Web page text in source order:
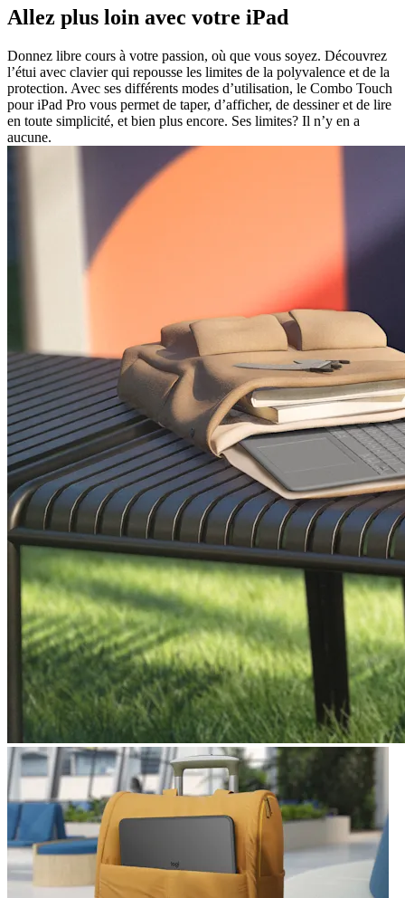
Allez plus loin avec votre iPad
Donnez libre cours à votre passion, où que vous soyez. Découvrez
l’étui avec clavier qui repousse les limites de la polyvalence et de la
protection. Avec ses différents modes d’utilisation, le Combo Touch
pour iPad Pro vous permet de taper, d’afficher, de dessiner et de lire
en toute simplicité, et bien plus encore. Ses limites? Il n’y en a
aucune.